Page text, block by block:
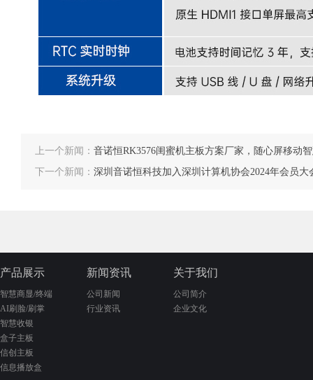
上一个新闻： 音诺恒RK3576闺蜜机主板方案厂家，随心屏移动
下一个新闻： 深圳音诺恒科技加入深圳计算机协会2024年会员大
产品展示
智慧商显/终端
AI刷脸/刷掌
智慧收银
盒子主板
信创主板
信息播放盒
新闻资讯
公司新闻
行业资讯
关于我们
公司简介
企业文化